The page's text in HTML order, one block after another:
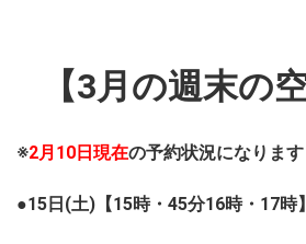
【3月の週末の
※2月10日現在の予約状況になります
●15日(土)【15時・45分16時・17時】